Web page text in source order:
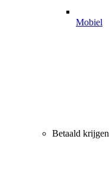
Mobiel
Betaald krijgen